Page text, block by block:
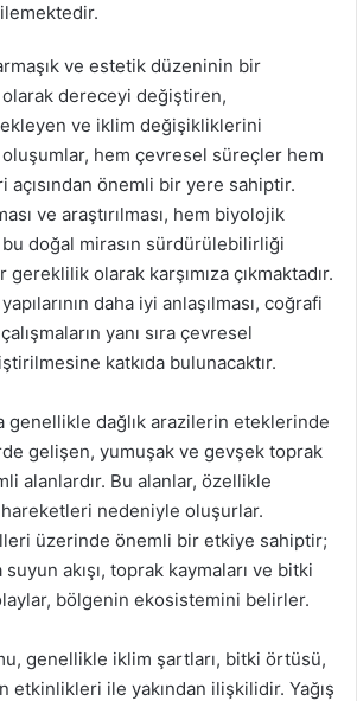
ve estetik düzeninin bir
olarak dereceyi değiştiren,
ve iklim değişikliklerini
hem çevresel süreçler hem
açısından önemli bir yere sahiptir.
ve araştırılması, hem biyolojik
doğal mirasın sürdürülebilirliği
gereklilik olarak karşımıza çıkmaktadır.
daha iyi anlaşılması, coğrafi
yanı sıra çevresel
katkıda bulunacaktır.
genellikle dağlık arazilerin eteklerinde
gelişen, yumuşak ve gevşek toprak
alanlardır. Bu alanlar, özellikle
nedeniyle oluşurlar.
üzerinde önemli bir etkiye sahiptir;
akışı, toprak kaymaları ve bitki
bölgenin ekosistemini belirler.
genellikle iklim şartları, bitki örtüsü,
etkinlikleri ile yakından ilişkilidir. Yağış